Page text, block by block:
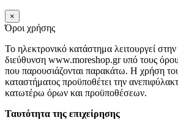
×
Όροι χρήσης
Το ηλεκτρονικό κατάστημα λειτουργεί
διεύθυνση www.moreshop.gr υπό τους
που παρουσιάζονται παρακάτω. Η χρήση
καταστήματος προϋποθέτει την
κατωτέρω όρων και προϋποθέσεων.
Ταυτότητα της επιχείρησης